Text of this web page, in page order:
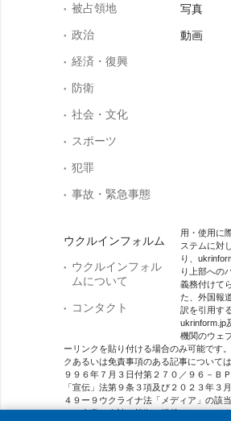
被占領地
政治
経済・復興
防衛
社会・文化
スポーツ
犯罪
事故・緊急事態
ウクルインフォルム
ウクルインフォル
ムについて
コンタクト
写真
動画
用・使用に
ステムに対
り、
り上部への
義務付けて
た、外国報
訳を引用す
ukrinform.jp
機関のウェ
ーリンクを貼り付ける場合のみ可能です
クあるいは免責事項のある記事について
９９６年７月３日付第２７０／９６－Ｂ
「宣伝」法第９条３項及び２０２３年３
４９ー９ウクライナ法「メディア」の該
で、合意／会計を根拠に掲載されていま